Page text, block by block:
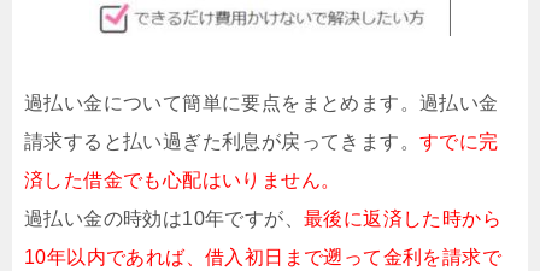
過払い金について簡単に要点をまとめます。過払い金
請求すると払い過ぎた利息が戻ってきます。 すでに完
済した借金でも心配はいりません。
過払い金の時効は10年ですが、 最後に返済した時から
10年以内であれば、借入初日まで遡って金利を請求で